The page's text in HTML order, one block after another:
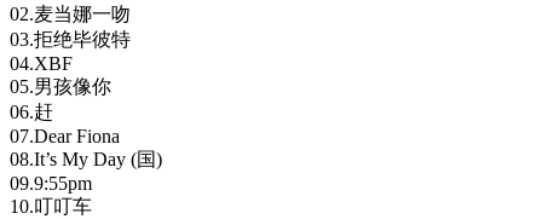
02.麦当娜一吻
03.拒绝毕彼特
04.XBF
05.男孩像你
06.赶
07.Dear Fiona
08.It’s My Day (国)
09.9:55pm
10.叮叮车